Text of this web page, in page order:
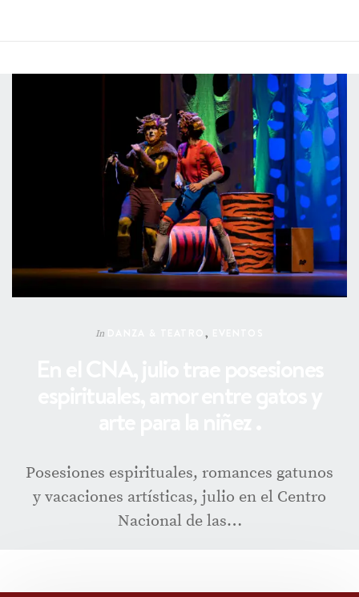
In ,
Posesiones espirituales, romances gatunos
y vacaciones artísticas, julio en el Centro
Nacional de las…